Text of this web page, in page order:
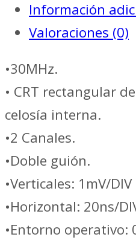
//
MINIPA
MO-
1231
cantidad
Información
Valoraciones (0)
•30MHz.
• CRT rectangular
celosía interna.
•2 Canales.
•Doble guión.
•Verticales: 1mV/DIV
•Horizontal: 20ns/
•Entorno operativo: